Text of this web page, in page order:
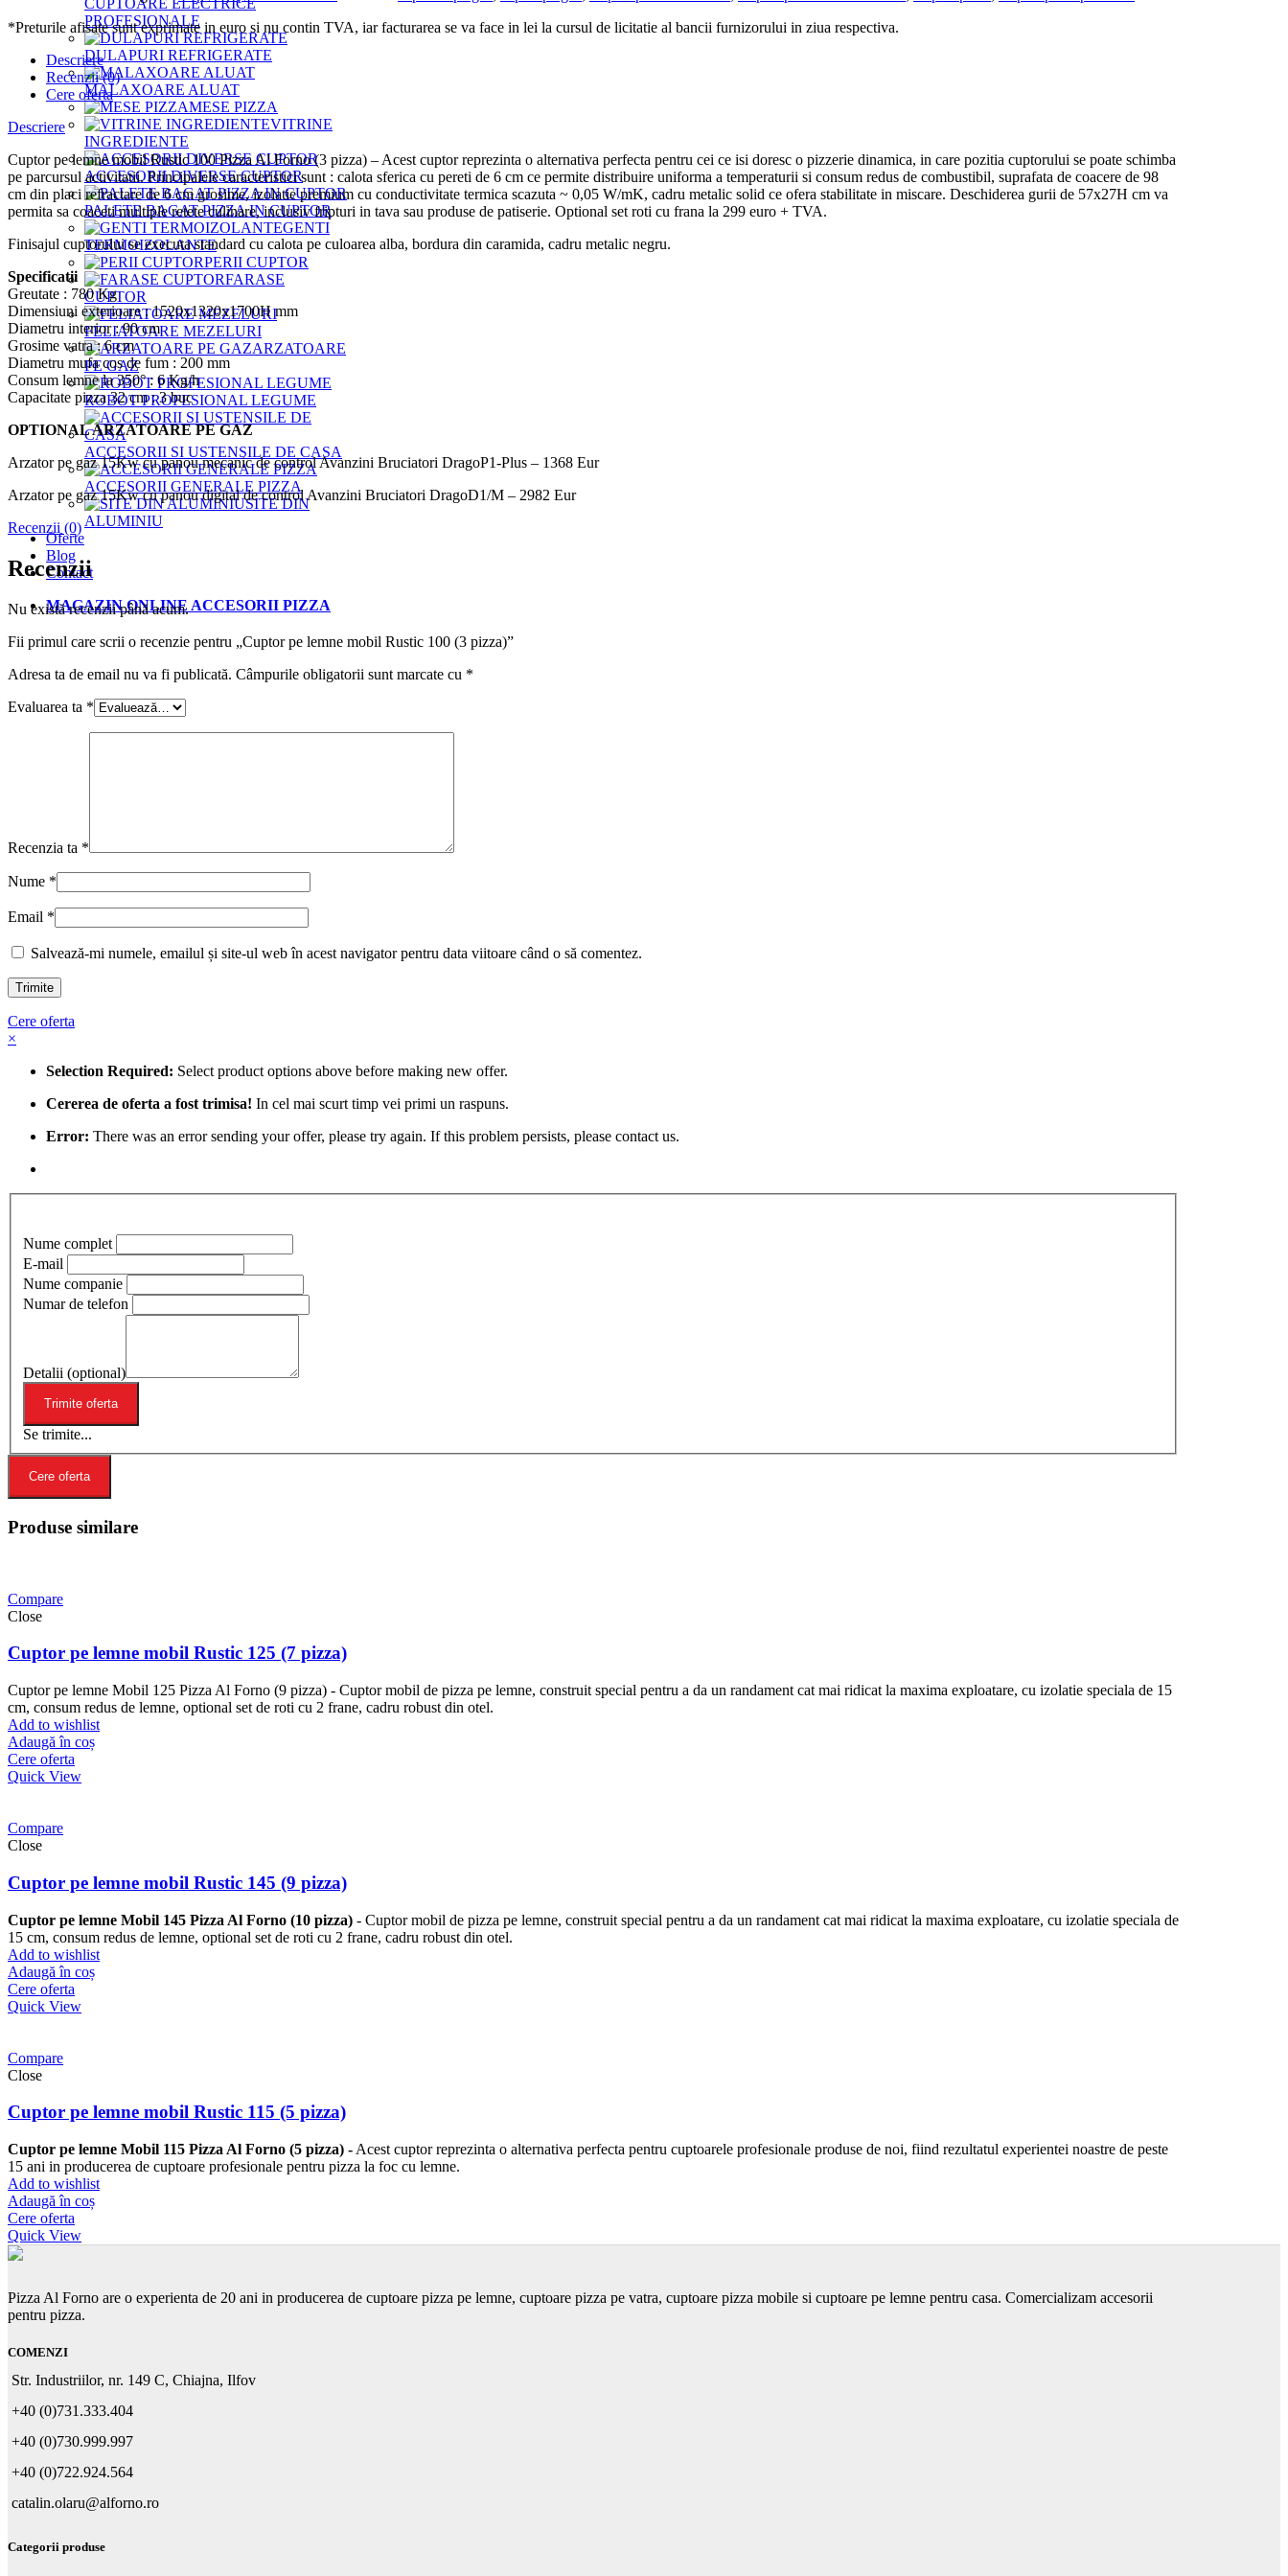
CUPTOARE ELECTRICE
PROFESIONALE
DULAPURI REFRIGERATE
MALAXOARE ALUAT
MESE PIZZA
VITRINE
INGREDIENTE
ACCESORII DIVERSE CUPTOR
PALETE BAGAT PIZZA IN CUPTOR
GENTI
TERMOIZOLANTE
PERII CUPTOR
FARASE
CUPTOR
FELIATOARE MEZELURI
ARZATOARE
PE GAZ
ROBOT PROFESIONAL LEGUME
ACCESORII SI USTENSILE DE CASA
ACCESORII GENERALE PIZZA
SITE DIN
ALUMINIU
Oferte
Blog
Contact
MAGAZIN ONLINE ACCESORII PIZZA
*Preturile afisate sunt exprimate in euro si nu contin TVA, iar facturarea se va face in lei la cursul de licitatie al bancii furnizorului in ziua respectiva.
Descriere
Recenzii (0)
Cere oferta
Descriere
Cuptor pe lemne mobil Rustic 100 Pizza Al Forno (3 pizza) – Acest cuptor reprezinta o alternativa perfecta pentru cei ce isi doresc o pizzerie dinamica, in care pozitia cuptorului se poate schimba
pe parcursul activitatii. Principalele caracteristici sunt : calota sferica cu pereti de 6 cm ce permite distribuire uniforma a temperaturii si consum redus de combustibil, suprafata de coacere de 98
cm din placi refractare de 6 cm grosime, izolatie premium cu conductivitate termica scazuta ~ 0,05 W/mK, cadru metalic solid ce ofera stabilitate in miscare. Deschiderea gurii de 57x27H cm va
permita sa coaceti multiple retete culinare, inclusiv fripturi in tava sau produse de patiserie. Optional set roti cu frana la 299 euro + TVA.
Finisajul cuptorului se executa standard cu calota pe culoarea alba, bordura din caramida, cadru metalic negru.
Specificatii
Greutate : 780 Kg
Dimensiuni exterioare : 1520x1320x1700H mm
Diametru interior : 90 cm
Grosime vatra : 6 cm
Diametru mufa cos de fum : 200 mm
Consum lemne la 350° : 6 Kg/h
Capacitate pizza 32 cm : 3 buc
OPTIONAL ARZATOARE PE GAZ
Arzator pe gaz 15Kw cu panou mecanic de control Avanzini Bruciatori DragoP1-Plus – 1368 Eur
Arzator pe gaz 15Kw cu panou digital de control Avanzini Bruciatori DragoD1/M – 2982 Eur
Recenzii (0)
Recenzii
Nu există recenzii până acum.
Fii primul care scrii o recenzie pentru „Cuptor pe lemne mobil Rustic 100 (3 pizza)”
Adresa ta de email nu va fi publicată. Câmpurile obligatorii sunt marcate cu *
Evaluarea ta *
Recenzia ta *
Nume *
Email *
Salvează-mi numele, emailul și site-ul web în acest navigator pentru data viitoare când o să comentez.
Cere oferta
×
Selection Required: Select product options above before making new offer.
Cererea de oferta a fost trimisa! In cel mai scurt timp vei primi un raspuns.
Error: There was an error sending your offer, please try again. If this problem persists, please contact us.
Nume complet
E-mail
Nume companie
Numar de telefon
Detalii (optional)
Se trimite...
Cere oferta
Produse similare
Compare
Close
Cuptor pe lemne mobil Rustic 125 (7 pizza)
Cuptor pe lemne Mobil 125 Pizza Al Forno (9 pizza) - Cuptor mobil de pizza pe lemne, construit special pentru a da un randament cat mai ridicat la maxima exploatare, cu izolatie speciala de 15
cm, consum redus de lemne, optional set de roti cu 2 frane, cadru robust din otel.
Add to wishlist
Adaugă în coș
Cere oferta
Quick View
Compare
Close
Cuptor pe lemne mobil Rustic 145 (9 pizza)
Cuptor pe lemne Mobil 145 Pizza Al Forno (10 pizza) - Cuptor mobil de pizza pe lemne, construit special pentru a da un randament cat mai ridicat la maxima exploatare, cu izolatie speciala de
15 cm, consum redus de lemne, optional set de roti cu 2 frane, cadru robust din otel.
Add to wishlist
Adaugă în coș
Cere oferta
Quick View
Compare
Close
Cuptor pe lemne mobil Rustic 115 (5 pizza)
Cuptor pe lemne Mobil 115 Pizza Al Forno (5 pizza) - Acest cuptor reprezinta o alternativa perfecta pentru cuptoarele profesionale produse de noi, fiind rezultatul experientei noastre de peste
15 ani in producerea de cuptoare profesionale pentru pizza la foc cu lemne.
Add to wishlist
Adaugă în coș
Cere oferta
Quick View
Pizza Al Forno are o experienta de 20 ani in producerea de cuptoare pizza pe lemne, cuptoare pizza pe vatra, cuptoare pizza mobile si cuptoare pe lemne pentru casa. Comercializam accesorii
pentru pizza.
COMENZI
Str. Industriilor, nr. 149 C, Chiajna, Ilfov
+40 (0)731.333.404
+40 (0)730.999.997
+40 (0)722.924.564
catalin.olaru@alforno.ro
Categorii produse